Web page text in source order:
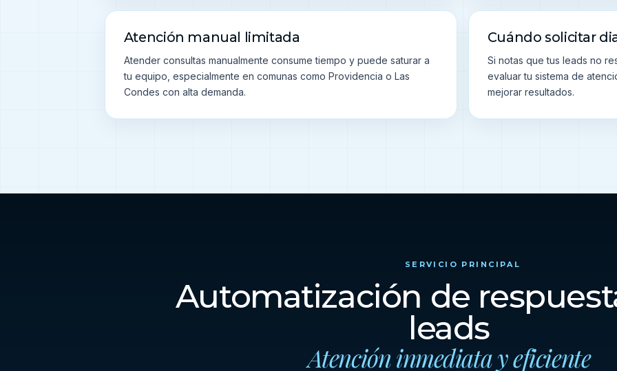
Atención manual limitada
Atender consultas manualmente consume tiempo y puede saturar a
tu equipo, especialmente en comunas como Providencia o Las
Condes con alta demanda.
Cuándo solicitar
Si notas que tus leads no
evaluar tu sistema de
mejorar resultados.
SERVICIO PRINCIPAL
Automatización de
leads
Atención inmediata y eficiente